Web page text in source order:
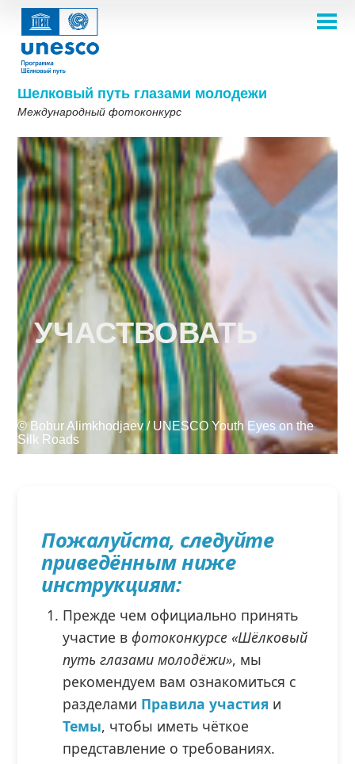
Перейти
основному
содержанию
Шелковый путь глазами молодежи
Международный фотоконкурс
Main
navigationФотоконкурс 2025
О нас
ПРАВИЛА УЧАСТИЯ
ЧАСТО ЗАДАВАЕМЫЕ ВОПРОСЫ
Шелковый путь одним взглядом
Фотоконкурс 2018
Темы
ТЕМЫ 2026
ТЕМЫ 2025
ТЕМЫ 2023
ТЕМЫ 2022
ТЕМЫ 2021
ТЕМЫ 2019-2020
ТЕМЫ 2018
ГАЛЕРЕЯ
Галерея для вдохновения
ПОБЕДИТЕЛИ 2022
ПОБЕДИТЕЛИ 2019-2020
Галерея победителей 2018
English Français
العربية
Русский
中文 فارسی
Korean
При поддержке
menu
ПРИНЯТЬ УЧАСТИЕ
УЧАСТВОВАТЬ
© Bobur Alimkhodjaev / UNESCO Youth Eyes on the
Silk Roads
Пожалуйста, следуйте
приведённым ниже
инструкциям:
Прежде чем официально принять
участие в фотоконкурсе «Шёлковый
путь глазами молодёжи», мы
рекомендуем вам ознакомиться с
разделами Правила участия и
Темы, чтобы иметь чёткое
представление о требованиях.